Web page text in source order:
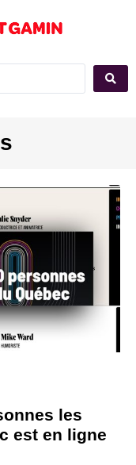
les
est en ligne